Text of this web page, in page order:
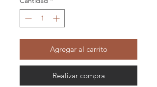
Agregar al carrito
Realizar compra